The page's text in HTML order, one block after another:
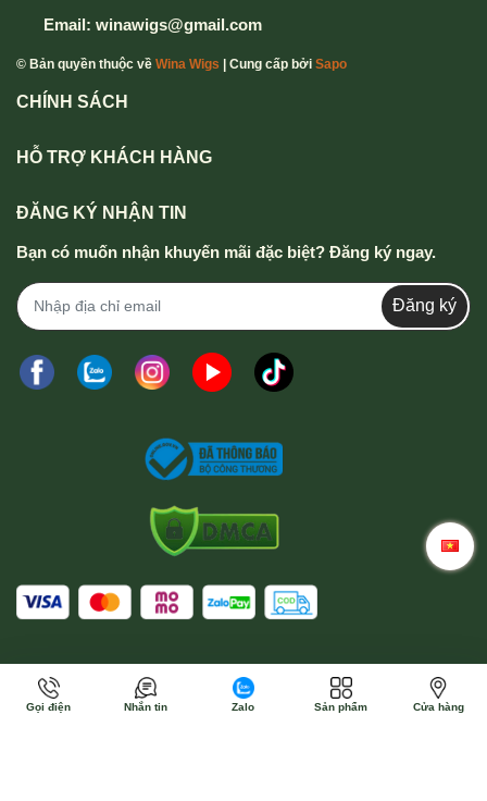
Email: winawigs@gmail.com
© Bản quyền thuộc về Wina Wigs | Cung cấp bởi Sapo
CHÍNH SÁCH
HỖ TRỢ KHÁCH HÀNG
ĐĂNG KÝ NHẬN TIN
Bạn có muốn nhận khuyến mãi đặc biệt? Đăng ký ngay.
Đăng ký
Gọi điện Nhắn tin Zalo Sản phẩm Cửa hàng